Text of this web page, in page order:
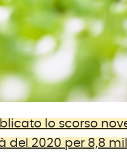
lo scorso
del 2020 per 8,8